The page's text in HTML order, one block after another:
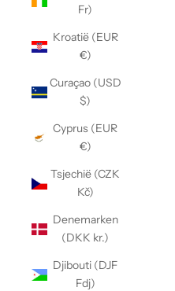
Fr)
Kroatië (EUR
€)
Curaçao (USD
$)
Cyprus (EUR
€)
Tsjechië (CZK
Kč)
Denemarken
(DKK kr.)
Djibouti (DJF
Fdj)